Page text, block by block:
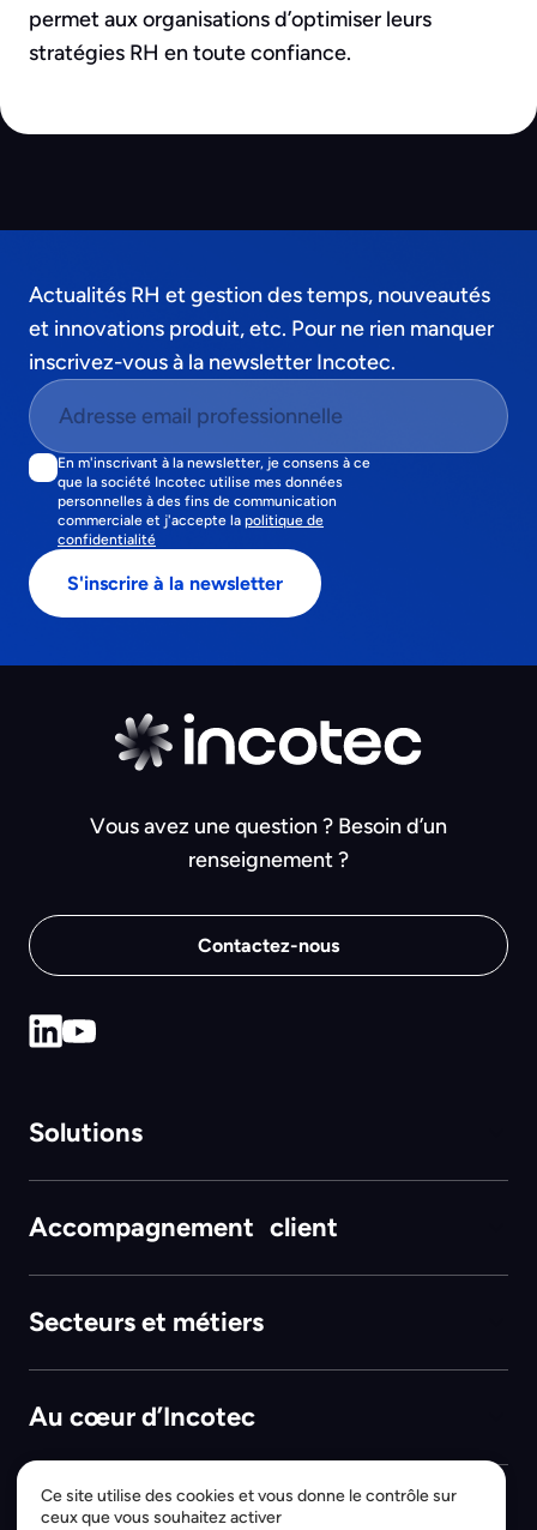
permet aux organisations d’optimiser leurs
stratégies RH en toute confiance.
Actualités RH et gestion des temps, nouveautés
et innovations produit, etc. Pour ne rien manquer
inscrivez-vous à la newsletter Incotec.
En m'inscrivant à la newsletter, je consens à ce
que la société Incotec utilise mes données
personnelles à des fins de communication
commerciale et j'accepte la politique de
confidentialité
Vous avez une question ? Besoin d’un
renseignement ?
Contactez-nous
Solutions
Accompagnement client
Secteurs et métiers
Au cœur d’Incotec
Ce site utilise des cookies et vous donne le contrôle sur
ceux que vous souhaitez activer